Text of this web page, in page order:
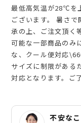
最低高気温が28℃を
ございます。 暑さ
承の上、ご注文頂く
可能な一部商品のみ
な、クール便対応
サイズに制限がある
対応となります。ご
不安な